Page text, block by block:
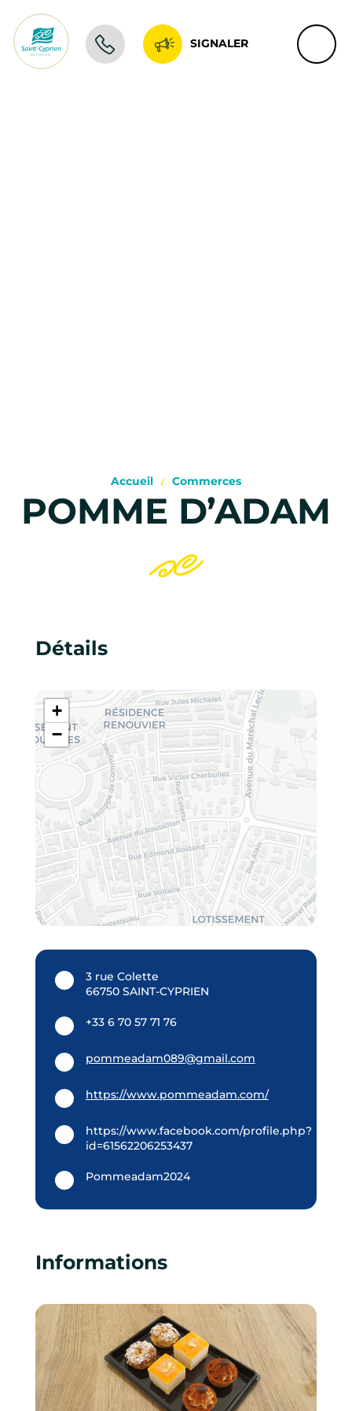
SIGNALER
Accueil Commerces
POMME D’ADAM
Détails
+
−
3 rue Colette
66750 SAINT-CYPRIEN
+33 6 70 57 71 76
pommeadam089@gmail.com
https://www.pommeadam.com/
https://www.facebook.com/profile.php?
id=61562206253437
Pommeadam2024
Informations